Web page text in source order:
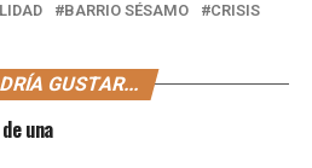
BARRIO SÉSAMO
CRISIS
GUSTAR...
una